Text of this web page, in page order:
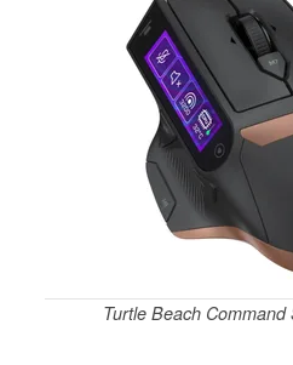
Turtle Beach Command